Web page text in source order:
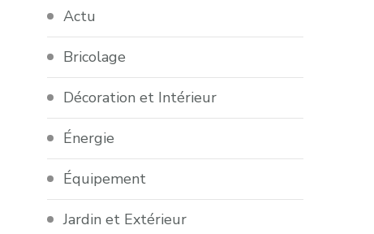
Actu
Bricolage
Décoration et Intérieur
Énergie
Équipement
Jardin et Extérieur